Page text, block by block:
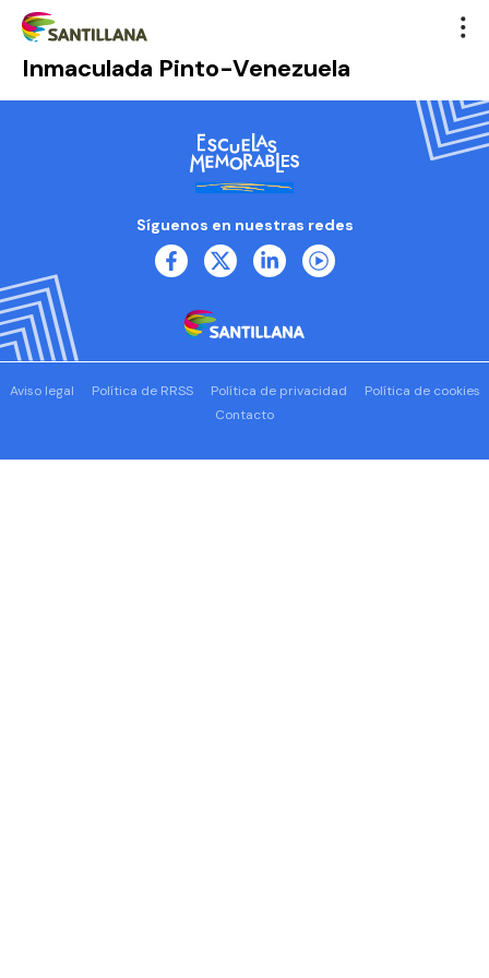
Inmaculada Pinto-Venezuela
Síguenos en nuestras redes
Aviso legal Política de RRSS Política de privacidad
Política de cookies
Contacto